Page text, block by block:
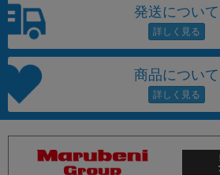
発送について
商品について